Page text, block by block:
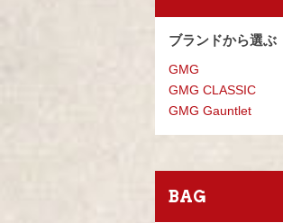
ブランドから選ぶ
GMG
GMG CLASSIC
GMG Gauntlet
BAG